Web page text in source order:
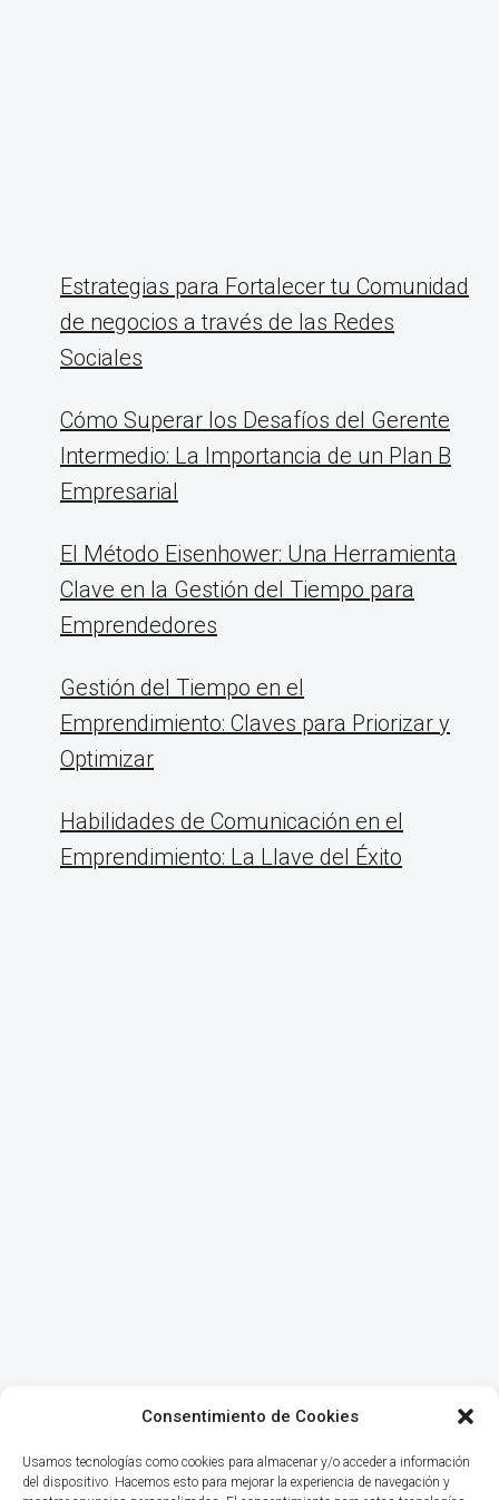
Consentimiento de Cookies
Usamos tecnologías como cookies para almacenar y/o acceder a información
del dispositivo. Hacemos esto para mejorar la experiencia de navegación y
Estrategias para Fortalecer tu Comunidad
de negocios a través de las Redes
Sociales
Cómo Superar los Desafíos del Gerente
Intermedio: La Importancia de un Plan B
Empresarial
El Método Eisenhower: Una Herramienta
Clave en la Gestión del Tiempo para
Emprendedores
Gestión del Tiempo en el
Emprendimiento: Claves para Priorizar y
Optimizar
Habilidades de Comunicación en el
Emprendimiento: La Llave del Éxito